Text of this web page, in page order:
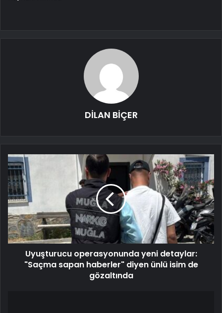
DİLAN BİÇER
Uyuşturucu operasyonunda yeni detaylar:
"Saçma sapan haberler" diyen ünlü isim de
gözaltında